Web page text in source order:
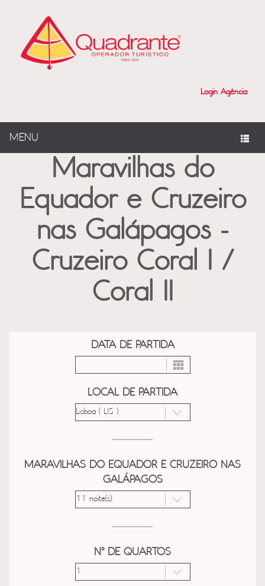
Login Agência
MENU
Maravilhas do
Equador e Cruzeiro
nas Galápagos -
Cruzeiro Coral I /
Coral II
DATA DE PARTIDA
LOCAL DE PARTIDA
MARAVILHAS DO EQUADOR E CRUZEIRO NAS
GALÁPAGOS
Nº DE QUARTOS